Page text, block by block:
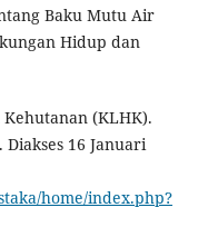
Baku Mutu Air
Hidup dan
(KLHK).
16 Januari
home/index.php?